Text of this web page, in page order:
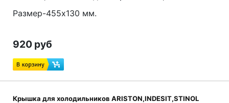
Размер-455х130 мм.
920 руб
Крышка для холодильников ARISTON,INDESIT,STINOL